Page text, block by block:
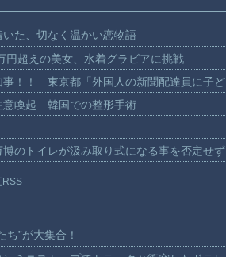
た、切なく温かい恋物語
円超えの美女、水着グラビアに挑戦
！！ 東京都「外国人の新聞配達員に子ど
意喚起 韓国での整形手術
のトイレが汲み取り式になる事を否定せ
RSS
ち”が大集合！